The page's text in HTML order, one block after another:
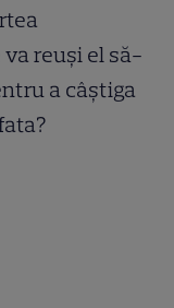
reuşi el să-
a câştiga